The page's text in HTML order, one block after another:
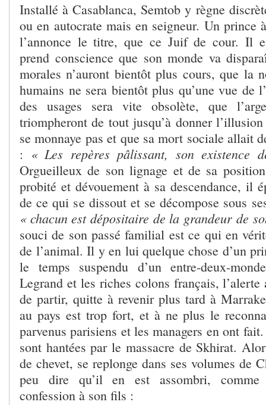
Installé à Casablanca, Semtob y règne
ou en autocrate mais en seigneur. Un prince
l’annonce le titre, que ce Juif de cour. Il
prend conscience que son monde va
morales n’auront bientôt plus cours, que la
humains ne sera bientôt plus qu’une vue de
des usages sera vite obsolète, que
triompheront de tout jusqu’à donner
se monnaye pas et que sa mort sociale allait
: « Les repères pâlissant, son existence
Orgueilleux de son lignage et de sa
probité et dévouement à sa descendance, il
de ce qui se dissout et se décompose sous
« chacun est dépositaire de la grandeur de
souci de son passé familial est ce qui en
de l’animal. Il y en lui quelque chose d’un
le temps suspendu d’un entre-deux-
Legrand et les riches colons français,
de partir, quitte à revenir plus tard à
au pays est trop fort, et à ne plus le
parvenus parisiens et les managers en ont
sont hantées par le massacre de Skhirat.
de chevet, se replonge dans ses volumes de
peu dire qu’il en est assombri, comme
confession à son fils :